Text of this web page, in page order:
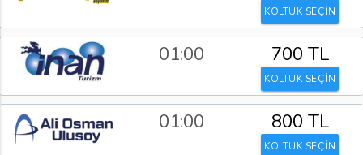
KOLTUK SEÇİN
01:00 700 TL
KOLTUK SEÇİN
01:00 800 TL
KOLTUK SEÇİN